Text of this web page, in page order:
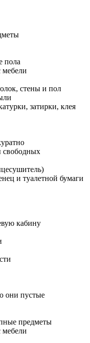
пола
стены и пол
затирки, клея
свободных
и туалетной бумаги
кабину
они пустые
предметы